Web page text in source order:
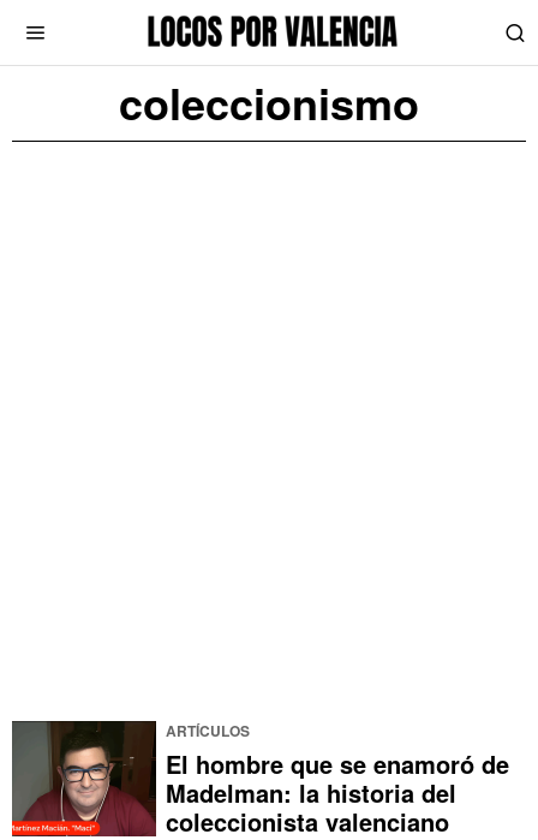
coleccionismo
ARTÍCULOS
El hombre que se enamoró de
Madelman: la historia del
coleccionista valenciano